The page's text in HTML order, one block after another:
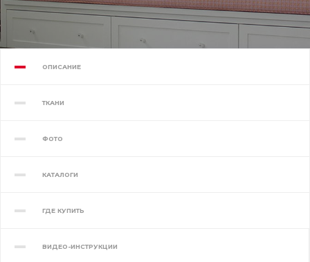
ОПИСАНИЕ
ТКАНИ
ФОТО
КАТАЛОГИ
ГДЕ КУПИТЬ
ВИДЕО-ИНСТРУКЦИИ